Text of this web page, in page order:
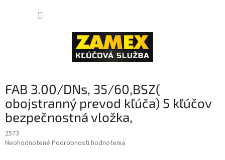
FAB 3.00/DNs, 35/60,BSZ(
obojstranný prevod kľúča) 5 kľúčov
bezpečnostná vložka,
2573
Priemerné
Neohodnotené Podrobnosti hodnotenia